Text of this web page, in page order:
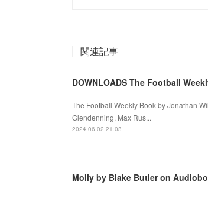
関連記事
DOWNLOADS The Football
The Football Weekly Book by Jonathan
Glendenning, Max Rus...
2024.06.02 21:03
Molly by Blake Butler on